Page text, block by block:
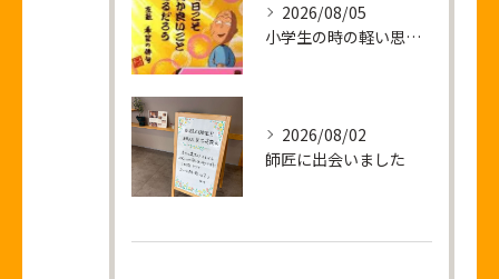
2026/08/05
小学生の時の軽い思い出話し
2026/08/02
師匠に出会いました